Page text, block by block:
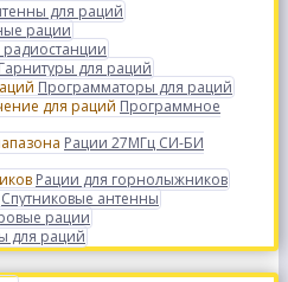
для раций
рации
радиостанции
Гарнитуры для раций
Программаторы для раций
Программное
Рации 27МГц СИ-БИ
Рации для горнолыжников
Спутниковые антенны
рации
для раций